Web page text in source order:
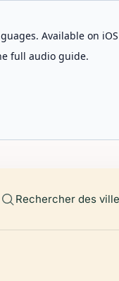
Available on
full audio guide.
Rechercher des